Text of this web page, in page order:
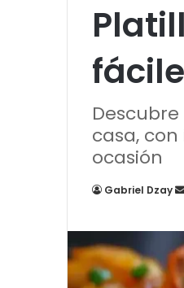
casa,
ocasión
Gabriel Dzay